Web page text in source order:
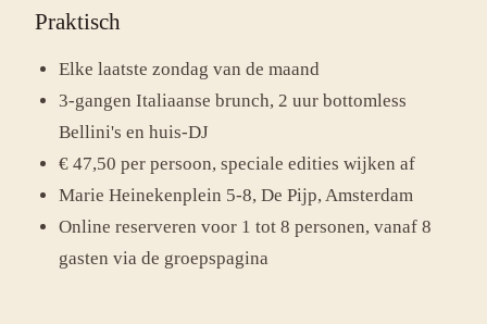
Praktisch
Elke laatste zondag van de maand
3-gangen Italiaanse brunch, 2 uur bottomless
Bellini's en huis-DJ
€ 47,50 per persoon, speciale edities wijken af
Marie Heinekenplein 5-8, De Pijp, Amsterdam
Online reserveren voor 1 tot 8 personen, vanaf 8
gasten via de groepspagina